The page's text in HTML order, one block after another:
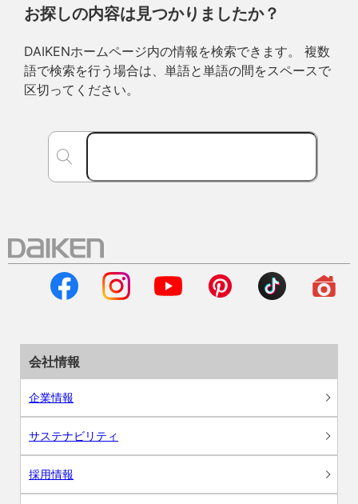
お探しの内容は見つかりましたか？
DAIKENホームページ内の情報を検索できます。 複数
語で検索を行う場合は、単語と単語の間をスペースで
区切ってください。
会社情報
企業情報
サステナビリティ
採用情報